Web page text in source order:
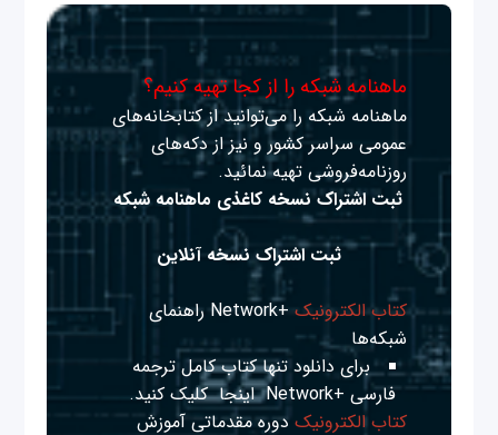
ماهنامه شبکه را از کجا تهیه کنیم؟
ماهنامه شبکه را می‌توانید از کتابخانه‌های
عمومی سراسر کشور و نیز از دکه‌های
روزنامه‌فروشی تهیه نمائید.
ثبت اشتراک نسخه کاغذی ماهنامه شبکه
ثبت اشتراک نسخه آنلاین
کتاب الکترونیک
+Network راهنمای
شبکه‌ها
برای دانلود تنها کتاب کامل ترجمه
فارسی +Network
اینجا کلیک کنید.
کتاب الکترونیک دوره مقدماتی آموزش